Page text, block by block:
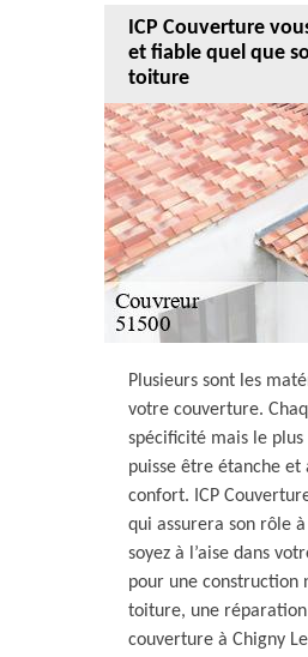
ICP Couverture
et fiable quel que
toiture
Plusieurs sont les
votre couverture.
spécificité mais le
puisse être étanche
confort. ICP
qui assurera son rôle
soyez à l’aise dans
pour une construction
toiture, une
couverture à Chigny